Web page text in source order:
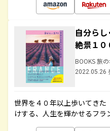
自分ら
絶景１０
BOOKS 旅
2022.05.26
世界を４０年以上歩いてき
けする、人生を輝かせるフ